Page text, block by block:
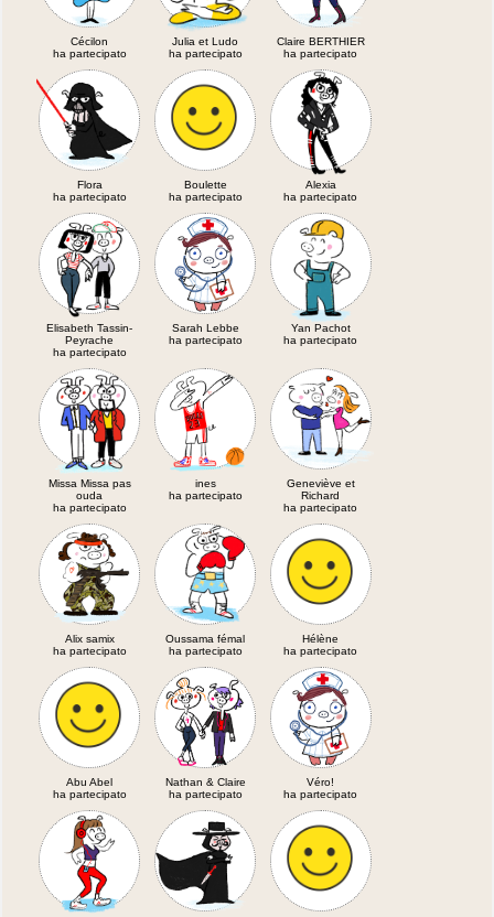
Cécilon
ha partecipato
Julia et Ludo
ha partecipato
Claire BERTHIER
ha partecipato
Flora
ha partecipato
Boulette
ha partecipato
Alexia
ha partecipato
Elisabeth Tassin-
Peyrache
ha partecipato
Sarah Lebbe
ha partecipato
Yan Pachot
ha partecipato
Missa Missa pas
ouda
ha partecipato
ines
ha partecipato
Geneviève et
Richard
ha partecipato
Alix samix
ha partecipato
Oussama fémal
ha partecipato
Hélène
ha partecipato
Abu Abel
ha partecipato
Nathan & Claire
ha partecipato
Véro!
ha partecipato